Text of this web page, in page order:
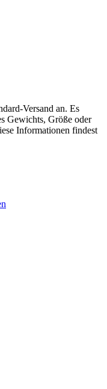
Versand an. Es
Gewichts, Größe oder
Informationen findest